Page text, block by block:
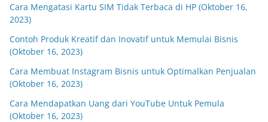
Cara Mengatasi Kartu SIM Tidak Terbaca di HP (Oktober 16,
2023)
Contoh Produk Kreatif dan Inovatif untuk Memulai Bisnis
(Oktober 16, 2023)
Cara Membuat Instagram Bisnis untuk Optimalkan Penjualan
(Oktober 16, 2023)
Cara Mendapatkan Uang dari YouTube Untuk Pemula
(Oktober 16, 2023)